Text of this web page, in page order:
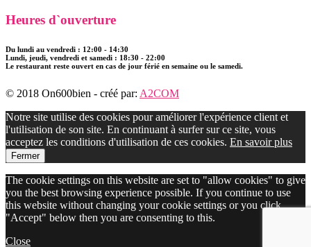
Heures d`ouverture
Du lundi au vendredi : 12:00 - 14:30
Lundi, jeudi, vendredi et samedi : 18:30 - 22:00
Le restaurant reste ouvert en cas de jour férié en semaine ou le samedi.
© 2018 On600bien - créé par: A2COM
Notre site utilise des cookies pour améliorer l'expérience client et
l'utilisation de son site. En continuant à surfer sur ce site, vous
acceptez les conditions d'utilisation de ces cookies. En savoir plus
Fermer
The cookie settings on this website are set to "allow cookies" to give
you the best browsing experience possible. If you continue to use
this website without changing your cookie settings or you click
"Accept" below then you are consenting to this.
Close